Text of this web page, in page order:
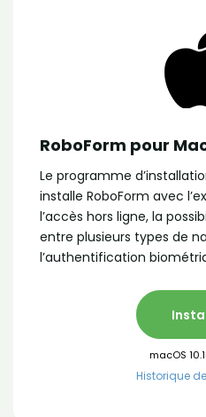
RoboForm pour
Le programme
installe RoboForm avec
l’accès hors ligne, la
entre plusieurs types de
l’authentification
macOS
Historique